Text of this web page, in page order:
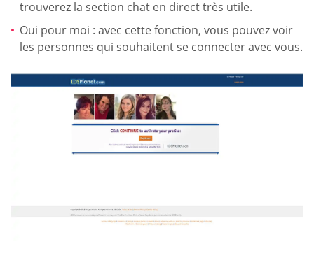
trouverez la section chat en direct très utile.
Oui pour moi : avec cette fonction, vous pouvez voir
les personnes qui souhaitent se connecter avec vous.